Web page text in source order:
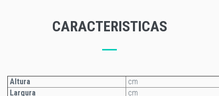
CARACTERISTICAS
Altura
cm
Largura
cm